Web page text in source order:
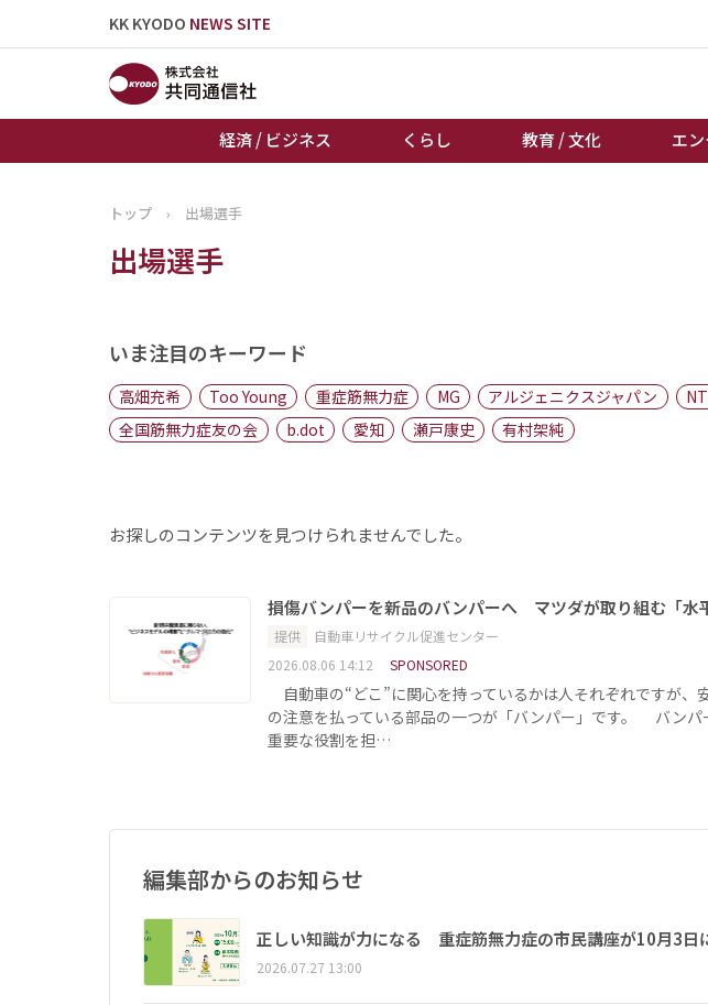
KK KYODO NEWS SITE
経済 / ビジネス くらし 教育 / 文化 エ
トップページ
お知らせ
地域
キーパーソン
トップ › 出場選手
出場選手
いま注目のキーワード
高畑充希 Too Young 重症筋無力症 MG アルジェニクスジャパン
全国筋無力症友の会
b.dot 愛知 瀬戸康史
有村架純
お探しのコンテンツを見つけられませんでした。
損傷バンパーを新品のバンパーへ マツダが取り組む「水
提供
自動車リサイクル促進センター
2026.08.06 14:12
SPONSORED
自動車の“どこ”に関心を持っているかは人それぞれですが
の注意を払っている部品の一つが「バンパー」です。 バンパ
重要な役割を担…
編集部からのお知らせ
正しい知識が力になる 重症筋無力症の市民講座が10月3日
2026.07.27 13:00